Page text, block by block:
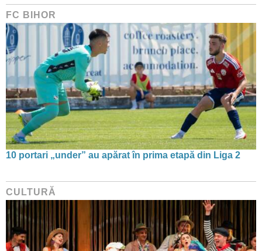
FC BIHOR
10 portari „under” au apărat în prima etapă din Liga 2
CULTURĂ